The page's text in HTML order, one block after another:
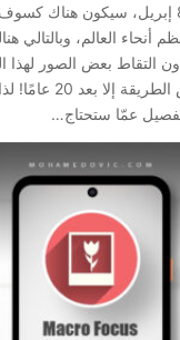
اليوم الإثنين الموافق 8 إبريل،
العالم، وبالتالي
التقاط بعض الصور لهذا
يتكرر مرة أخرى
عمّا ستحتاج…